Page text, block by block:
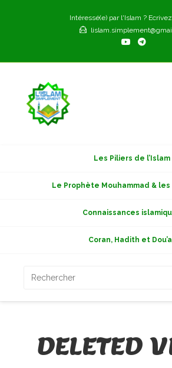
Intéressé(e) par l'Islam ?
Les Piliers de l’Islam
Le Prophète Mouhammad &
Connaissances
Coran, Hadith et
DELETED